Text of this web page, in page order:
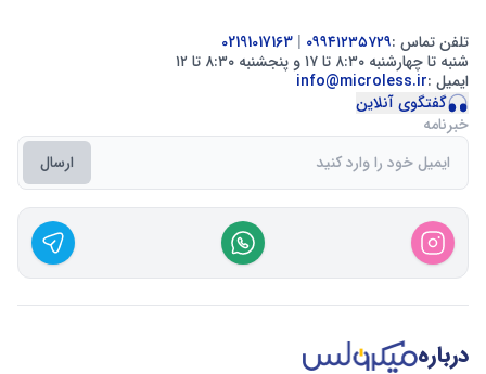
تلفن تماس :۰۹۹۴۱۲۳۵۷۲۹ |
شنبه تا چهارشنبه ۸:۳۰ تا ۱۷ و پنجشنبه ۸:۳۰ تا ۱۲
ایمیل :info@microless.ir
گفتگوی آنلاین
خبرنامه
ارسال
درباره